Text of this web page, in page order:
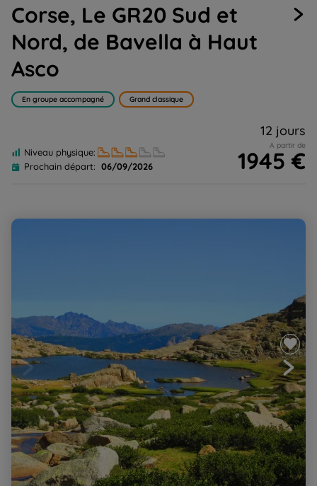
1
2 3
Corse, Le GR20 Sud et
Nord, de Bavella à Haut
Asco
En groupe accompagné Grand classique
Niveau physique:
Prochain départ: 06/09/2026
12 jours
A partir de
1945 €
Corse, Le GR20 Nord, de Vizzavona à Haut Asco